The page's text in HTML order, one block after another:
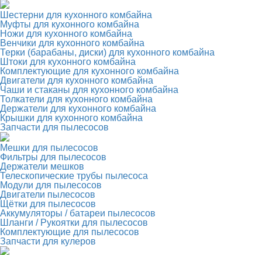
Шестерни для кухонного комбайна
Муфты для кухонного комбайна
Ножи для кухонного комбайна
Венчики для кухонного комбайна
Терки (барабаны, диски) для кухонного комбайна
Штоки для кухонного комбайна
Комплектующие для кухонного комбайна
Двигатели для кухонного комбайна
Чаши и стаканы для кухонного комбайна
Толкатели для кухонного комбайна
Держатели для кухонного комбайна
Крышки для кухонного комбайна
Запчасти для пылесосов
Мешки для пылесосов
Фильтры для пылесосов
Держатели мешков
Телескопические трубы пылесоса
Модули для пылесосов
Двигатели пылесосов
Щётки для пылесосов
Аккумуляторы / батареи пылесосов
Шланги / Рукоятки для пылесосов
Комплектующие для пылесосов
Запчасти для кулеров